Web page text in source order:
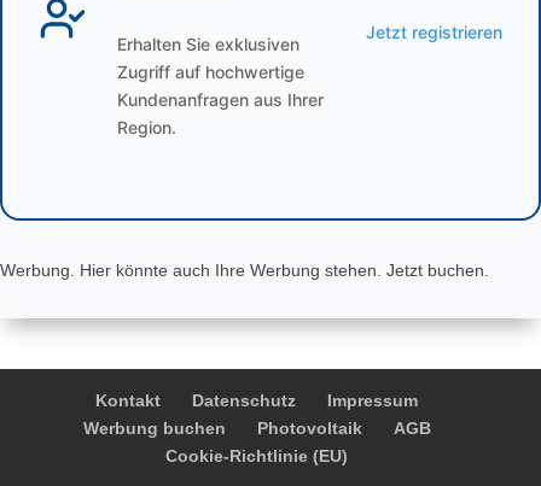
Erhalten Sie exklusiven
Zugriff auf hochwertige
Kundenanfragen aus Ihrer
Region.
Jetzt registrieren
Werbung. Hier könnte auch Ihre Werbung stehen. Jetzt buchen.
Kontakt Datenschutz
Impressum
Werbung buchen
Photovoltaik
AGB
Cookie-Richtlinie (EU)